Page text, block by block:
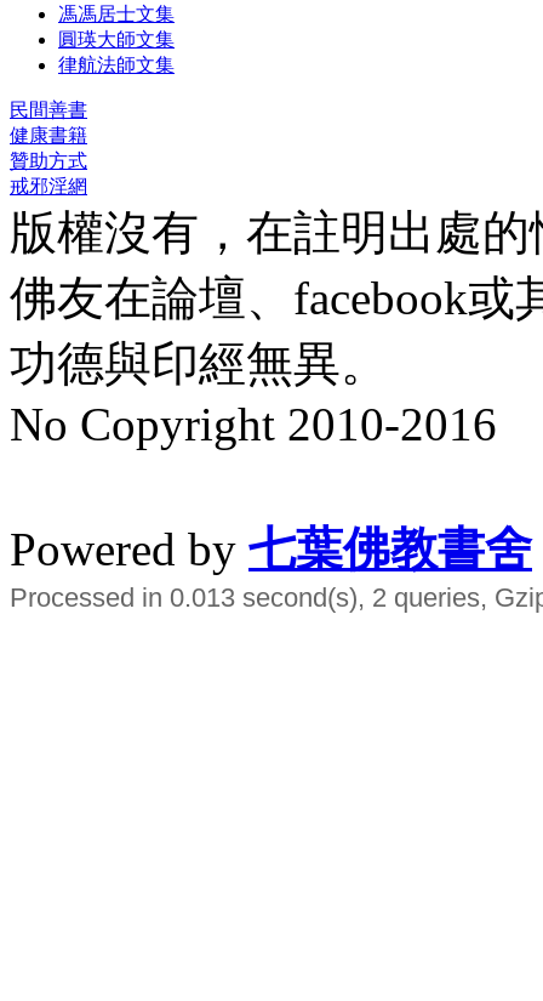
馮馮居士文集
圓瑛大師文集
律航法師文集
民間善書
健康書籍
贊助方式
戒邪淫網
版權沒有，在註明出處
佛友在論壇、facebook
功德與印經無異。
No Copyright 2010-2016
Powered by 七葉佛教書舍
Processed in 0.013 second(s), 2 queries,